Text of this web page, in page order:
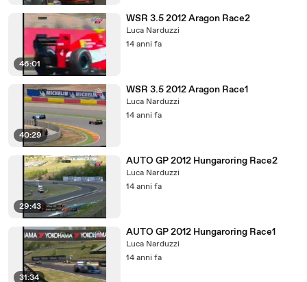
46:01
WSR 3.5 2012 Aragon Race2
Luca Narduzzi
14 anni fa
40:29
WSR 3.5 2012 Aragon Race1
Luca Narduzzi
14 anni fa
29:43
AUTO GP 2012 Hungaroring Race2
Luca Narduzzi
14 anni fa
31:34
AUTO GP 2012 Hungaroring Race1
Luca Narduzzi
14 anni fa